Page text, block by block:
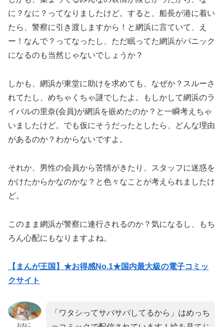
に？なに？ってなりましたけど。すると、船長が港に着い
たら、警察に引き渡しますから！と網浜に言ていて、え
ー！なんで？ってなったし、ただ眠ってた網浜がパニック
になるのも当然じゃないでしょうか？
しかも、網浜が東堂に助けを求めても、なぜか？スルーさ
れてたし、めちゃくちゃ謎でしたよ。もしかして網浜のラ
イバルの里奈(会員)が網浜を嵌めたのか？と一瞬考えちゃ
いましたけど。でも仮にそうだったとしたら、どんな理由
があるのか？わからないですよ。
それか、男性の会員から苦情がきたり、スタッフに迷惑を
かけたからかなのかな？と色々なことが考えられましたけ
ど。
このまま網浜が警察に連行されるのか？気になるし、もち
ろん心配にもなりますよね。
【まんが王国】★お得感No.1★国内最大級の電子コミッ
クサイト
おねこ
「ワタシってサバサバしてるから」はめっち